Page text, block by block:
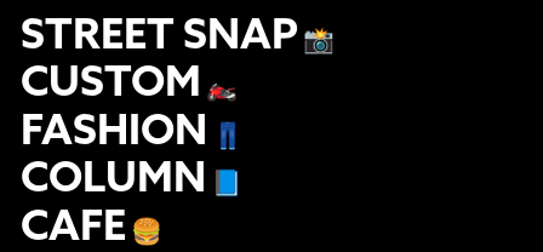
STREET SNAP 📸
CUSTOM 🏍
FASHION 👖
COLUMN
CAFE 🍔